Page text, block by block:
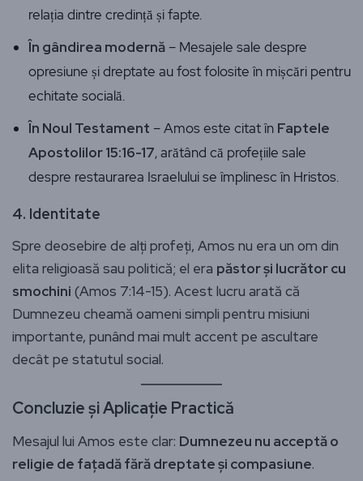
relația dintre credință și fapte.
În gândirea modernă – Mesajele sale despre
opresiune și dreptate au fost folosite în mișcări pentru
echitate socială.
În Noul Testament – Amos este citat în Faptele
Apostolilor 15:16-17, arătând că profețiile sale
despre restaurarea Israelului se împlinesc în Hristos.
4. Identitate
Spre deosebire de alți profeți, Amos nu era un om din
elita religioasă sau politică; el era păstor și lucrător cu
smochini (Amos 7:14-15). Acest lucru arată că
Dumnezeu cheamă oameni simpli pentru misiuni
importante, punând mai mult accent pe ascultare
decât pe statutul social.
Concluzie și Aplicație Practică
Mesajul lui Amos este clar: Dumnezeu nu acceptă o
religie de fațadă fără dreptate și compasiune.